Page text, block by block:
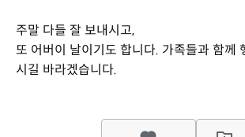
주말 다들 잘 보내시고,
또 어버이 날이기도 합니다. 가족들과 함께
시길 바라겠습니다.